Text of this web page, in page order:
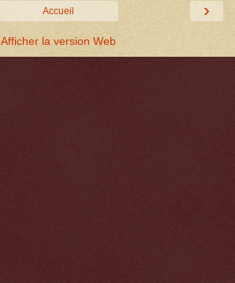
›
Accueil
Afficher la version Web